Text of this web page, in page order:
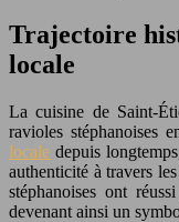
Trajectoire
locale
La cuisine de Saint-
ravioles stéphanoises
locale depuis
authenticité à travers
stéphanoises ont
devenant ainsi un